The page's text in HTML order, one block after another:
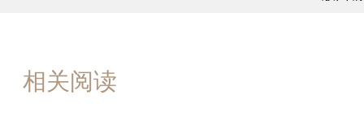
相关阅读